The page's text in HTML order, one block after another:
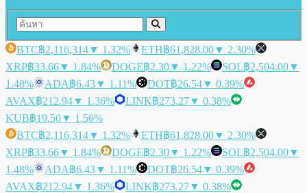
BTC฿2,116,314▼ 1.32% ETH฿61,828.00▼ 2.30%
XRP฿33.66▼ 1.84% DOGE฿2.30▼ 1.22% SOL฿2,504.00▼
1.48%
ADA฿6.43▼ 1.11% DOT฿26.54▼ 0.39%
AVAX฿212.94▼ 1.36% LINK฿273.27▼ 0.38%
KUB฿19.50▼ 1.56%
BTC฿2,116,314▼ 1.32% ETH฿61,828.00▼ 2.30%
XRP฿33.66▼ 1.84% DOGE฿2.30▼ 1.22% SOL฿2,504.00▼
1.48%
ADA฿6.43▼ 1.11% DOT฿26.54▼ 0.39%
AVAX฿212.94▼ 1.36% LINK฿273.27▼ 0.38%